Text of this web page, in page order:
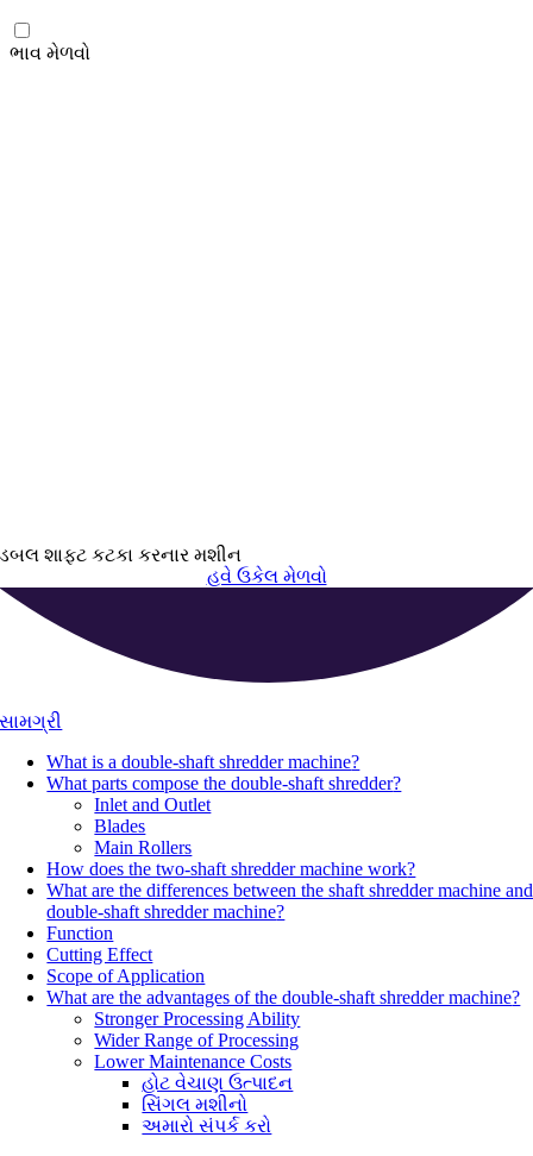
ભાવ મેળવો
ડબલ શાફ્ટ કટકા કરનાર મશીન
હવે ઉકેલ મેળવો
સામગ્રી
What is a double-shaft shredder machine?
What parts compose the double-shaft shredder?
Inlet and Outlet
Blades
Main Rollers
How does the two-shaft shredder machine work?
What are the differences between the shaft shredder machine and
double-shaft shredder machine?
Function
Cutting Effect
Scope of Application
What are the advantages of the double-shaft shredder machine?
Stronger Processing Ability
Wider Range of Processing
Lower Maintenance Costs
હોટ વેચાણ ઉત્પાદન
સિંગલ મશીનો
અમારો સંપર્ક કરો